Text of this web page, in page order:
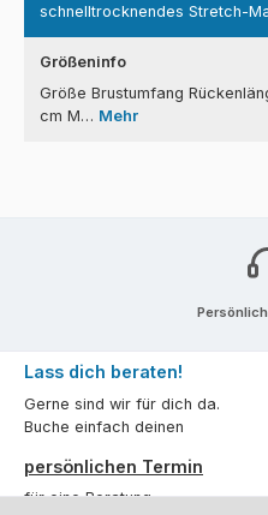
schnelltrocknendes Stretch-
Größeninfo
Größe Brustumfang
cm M… Mehr
Lass dich beraten!
Gerne sind wir für dich da.
Buche einfach deinen
persönlichen Termin
für eine Beratung.